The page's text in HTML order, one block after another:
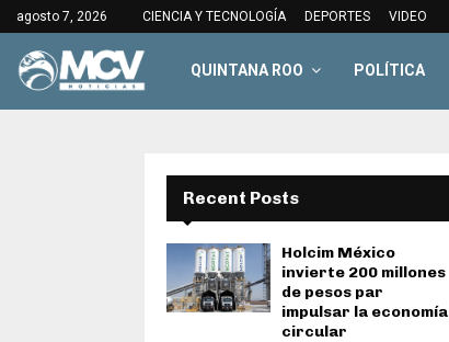
agosto 7, 2026 CIENCIA Y TECNOLOGÍA DEPORTES VIDEO
QUINTANA ROO POLÍTICA
Recent Posts
Holcim México
invierte 200 millones
de pesos par
impulsar la economía
circular